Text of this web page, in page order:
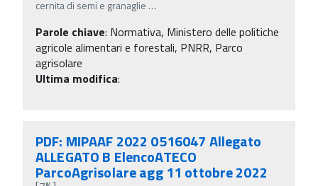
cernita di semi e granaglie …
Parole chiave: Normativa, Ministero delle politiche
agricole alimentari e forestali, PNRR, Parco
agrisolare
Ultima modifica:
PDF: MIPAAF 2022 0516047 Allegato
ALLEGATO B ElencoATECO
ParcoAgrisolare agg 11 ottobre 2022